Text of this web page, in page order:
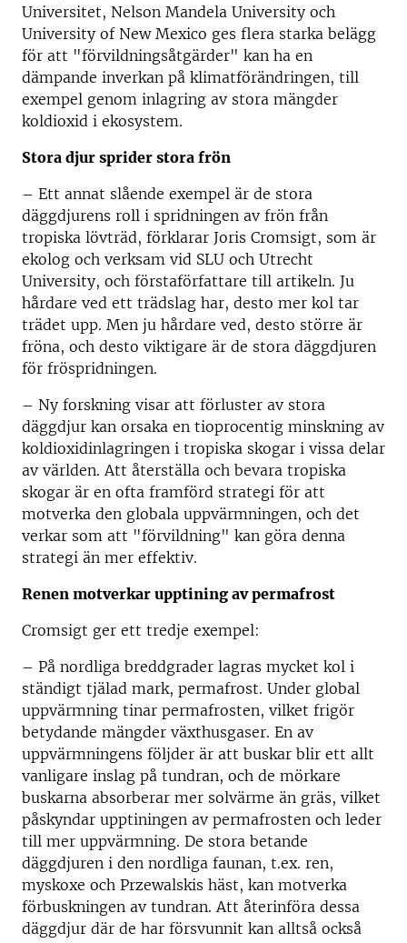
Universitet, Nelson Mandela University och
University of New Mexico ges flera starka belägg
för att "förvildningsåtgärder" kan ha en
dämpande inverkan på klimatförändringen, till
exempel genom inlagring av stora mängder
koldioxid i ekosystem.
Stora djur sprider stora frön
– Ett annat slående exempel är de stora
däggdjurens roll i spridningen av frön från
tropiska lövträd, förklarar Joris Cromsigt, som är
ekolog och verksam vid SLU och Utrecht
University, och förstaförfattare till artikeln. Ju
hårdare ved ett trädslag har, desto mer kol tar
trädet upp. Men ju hårdare ved, desto större är
fröna, och desto viktigare är de stora däggdjuren
för fröspridningen.
– Ny forskning visar att förluster av stora
däggdjur kan orsaka en tioprocentig minskning av
koldioxidinlagringen i tropiska skogar i vissa delar
av världen. Att återställa och bevara tropiska
skogar är en ofta framförd strategi för att
motverka den globala uppvärmningen, och det
verkar som att "förvildning" kan göra denna
strategi än mer effektiv.
Renen motverkar upptining av permafrost
Cromsigt ger ett tredje exempel:
– På nordliga breddgrader lagras mycket kol i
ständigt tjälad mark, permafrost. Under global
uppvärmning tinar permafrosten, vilket frigör
betydande mängder växthusgaser. En av
uppvärmningens följder är att buskar blir ett allt
vanligare inslag på tundran, och de mörkare
buskarna absorberar mer solvärme än gräs, vilket
påskyndar upptiningen av permafrosten och leder
till mer uppvärmning. De stora betande
däggdjuren i den nordliga faunan, t.ex. ren,
myskoxe och Przewalskis häst, kan motverka
förbuskningen av tundran. Att återinföra dessa
däggdjur där de har försvunnit kan alltså också